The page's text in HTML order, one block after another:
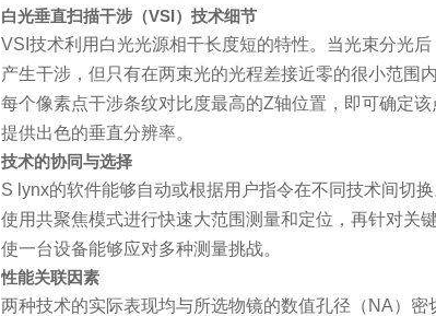
白光垂直扫描干涉（VSI）技术细节
VSI技术利用白光光源相干长度短的特性。当光束分光
产生干涉，但只有在两束光的光程差接近零的很小范围
每个像素点干涉条纹对比度最高的Z轴位置，即可确定
提供出色的垂直分辨率。
技术的协同与选择
S lynx的软件能够自动或根据用户指令在不同技术间切
使用共聚焦模式进行快速大范围测量和定位，再针对关
使一台设备能够应对多种测量挑战。
性能关联因素
两种技术的实际表现均与所选物镜的数值孔径（NA）